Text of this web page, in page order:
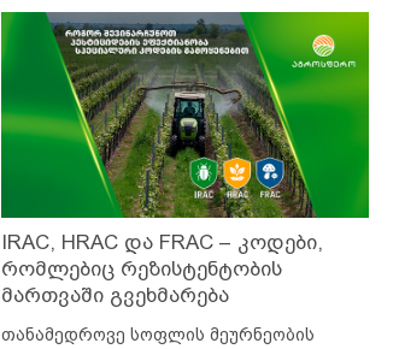
IRAC, HRAC და FRAC – კოდები,
რომლებიც რეზისტენტობის
მართვაში გვეხმარება
თანამედროვე სოფლის მეურნეობის